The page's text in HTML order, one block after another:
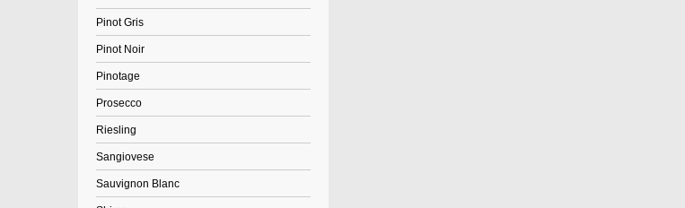
Pinot Gris
Pinot Noir
Pinotage
Prosecco
Riesling
Sangiovese
Sauvignon Blanc